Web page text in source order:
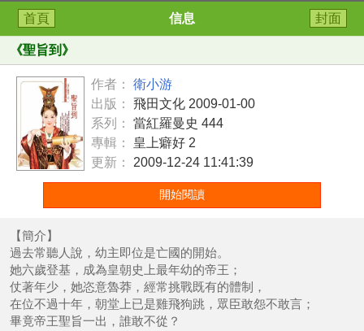
首頁 信息 封面
《聖旨到 》
作者：
衛小游
出版：
飛田文化 2009-01-00
系列：
當紅羅曼史 444
專輯：
皇上癖好 2
更新：
2009-12-24 11:41:39
開始閱讀
【簡介】
過去常聽人說，幼主即位是亡國的開始。
她六歲登基，成為皇朝史上最年幼的帝王；
仗著年少，她恣意魯莽，經常挑戰既有的體制，
在位不過十年，朝堂上已是雞飛狗跳，眾臣敢怨不敢言；
畢竟帝王聖旨一出，誰敢不從？